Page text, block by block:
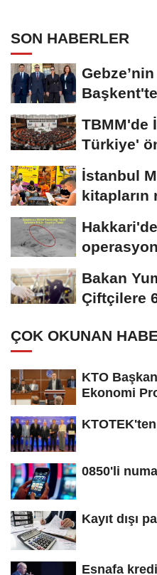
SON HABERLER
TBMM'de
Türkiye'
İstanbul
kitapların
Bakan
Çiftçilere
ÇOK OKUNAN
KTO
Ekonomi
0850'li
Kayıt dışı
Esnafa